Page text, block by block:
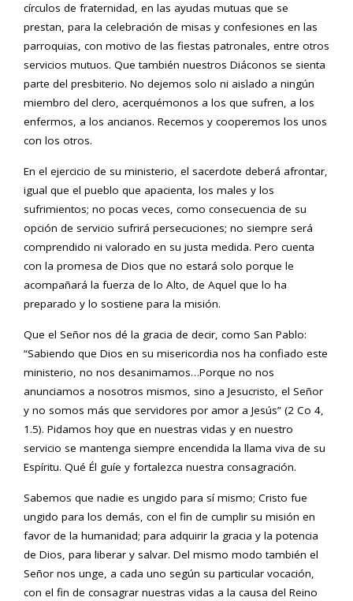
círculos de fraternidad, en las ayudas mutuas que se
prestan, para la celebración de misas y confesiones en las
parroquias, con motivo de las fiestas patronales, entre otros
servicios mutuos. Que también nuestros Diáconos se sienta
parte del presbiterio. No dejemos solo ni aislado a ningún
miembro del clero, acerquémonos a los que sufren, a los
enfermos, a los ancianos. Recemos y cooperemos los unos
con los otros.
En el ejercicio de su ministerio, el sacerdote deberá afrontar,
igual que el pueblo que apacienta, los males y los
sufrimientos; no pocas veces, como consecuencia de su
opción de servicio sufrirá persecuciones; no siempre será
comprendido ni valorado en su justa medida. Pero cuenta
con la promesa de Dios que no estará solo porque le
acompañará la fuerza de lo Alto, de Aquel que lo ha
preparado y lo sostiene para la misión.
Que el Señor nos dé la gracia de decir, como San Pablo:
“Sabiendo que Dios en su misericordia nos ha confiado este
ministerio, no nos desanimamos…Porque no nos
anunciamos a nosotros mismos, sino a Jesucristo, el Señor
y no somos más que servidores por amor a Jesús” (2 Co 4,
1.5). Pidamos hoy que en nuestras vidas y en nuestro
servicio se mantenga siempre encendida la llama viva de su
Espíritu. Qué Él guíe y fortalezca nuestra consagración.
Sabemos que nadie es ungido para sí mismo; Cristo fue
ungido para los demás, con el fin de cumplir su misión en
favor de la humanidad; para adquirir la gracia y la potencia
de Dios, para liberar y salvar. Del mismo modo también el
Señor nos unge, a cada uno según su particular vocación,
con el fin de consagrar nuestras vidas a la causa del Reino